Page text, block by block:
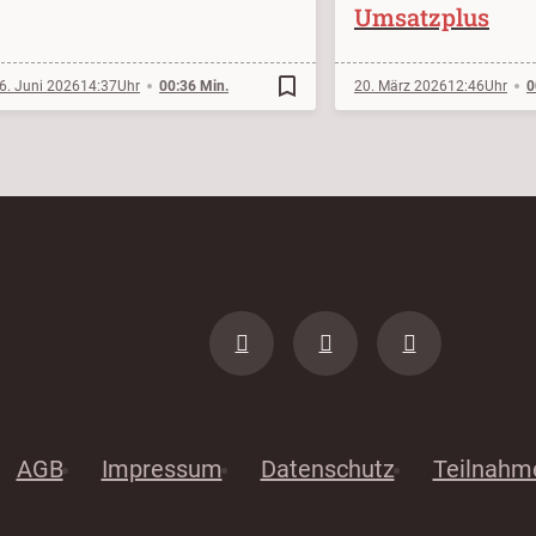
Juni 202614:37 00:36 Min. bookmark_border
Umsatzplus
20. März 202612:46
AGB Impressum Datenschutz